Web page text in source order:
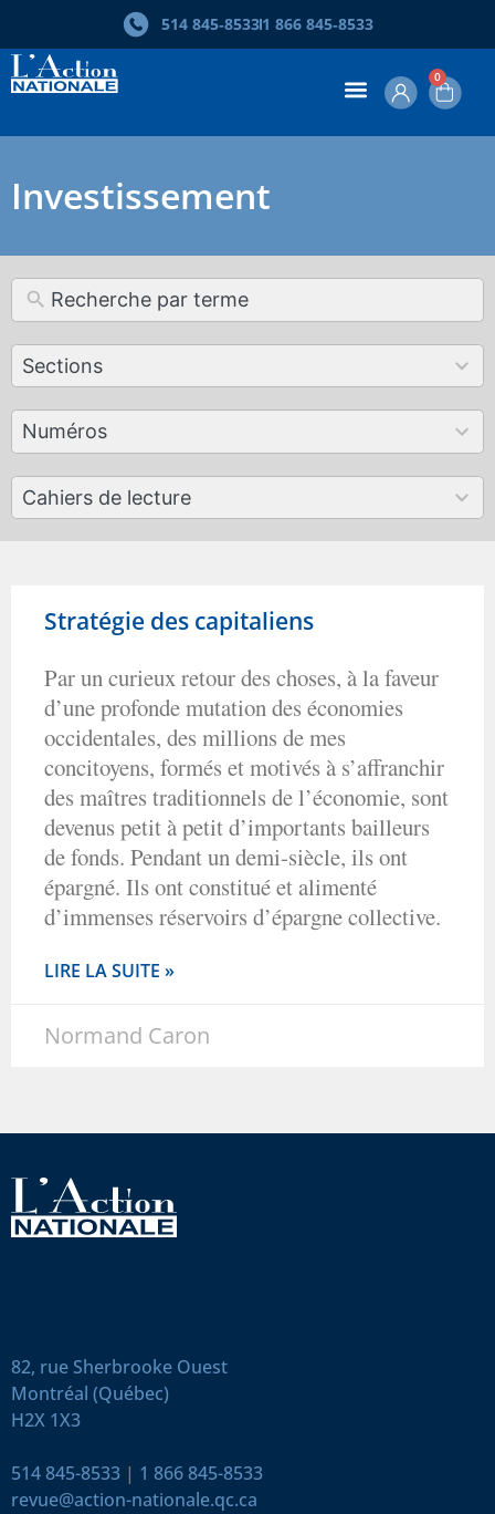
514 845‑85331 866 845‑8533
0
Investissement
Sections
12
results
Numéros
179
results
Cahiers de lecture
50
results
Stratégie des capitaliens
Par un curieux retour des choses, à la faveur
d’une profonde mutation des économies
occidentales, des millions de mes
concitoyens, formés et motivés à s’affranchir
des maîtres traditionnels de l’économie, sont
devenus petit à petit d’importants bailleurs
de fonds. Pendant un demi-siècle, ils ont
épargné. Ils ont constitué et alimenté
d’immenses réservoirs d’épargne collective.
LIRE LA SUITE »
Normand Caron
82, rue Sherbrooke Ouest
Montréal (Québec)
H2X 1X3
514 845-8533 | 1 866 845-8533
revue@action-nationale.qc.ca